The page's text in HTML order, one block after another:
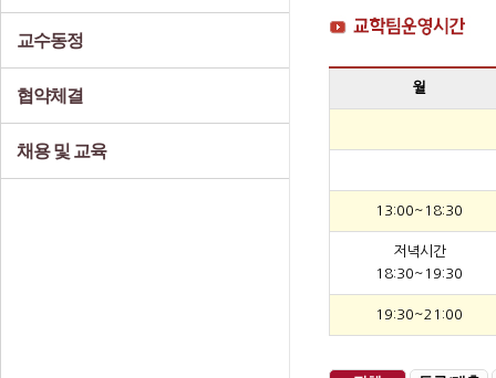
교수동정
협약체결
채용 및 교육
월
13:00~18:30
저녁시간
18:30~19:30
19:30~21:00